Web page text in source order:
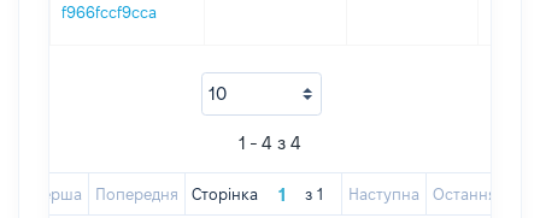
f966fccf9cca
1 - 4 з 4
Перша Попередня Сторінка з 1 Наступна Остання